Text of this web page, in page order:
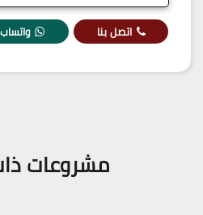
اتصل بنا واتساب
مشروعات